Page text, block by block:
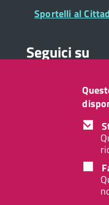
Sportelli al
Seguici su
Facebook
a
Redazione web